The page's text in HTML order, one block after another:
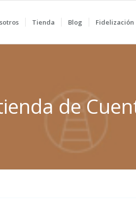
Tienda Blog Fidelización
de